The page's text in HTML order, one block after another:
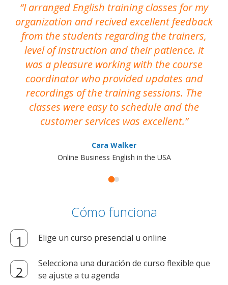
I arranged English training classes for my
organization and recived excellent feedback
from the students regarding the trainers,
level of instruction and their patience. It
was a pleasure working with the course
coordinator who provided updates and
recordings of the training sessions. The
classes were easy to schedule and the
customer services was excellent.
Cara Walker
Online Business English in the USA
Cómo funciona
Elige un curso presencial u online
Selecciona una duración de curso flexible que
se ajuste a tu agenda